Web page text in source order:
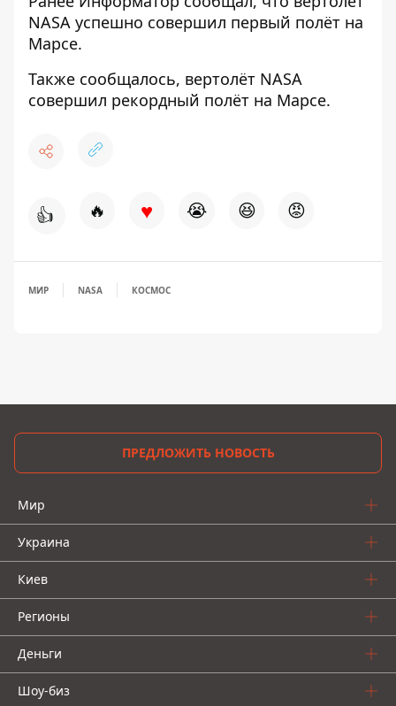
NASA успешно совершил первый полёт на
Марсе.
Также сообщалось, вертолёт NASA
совершил рекордный полёт на Марсе.
👍 🔥 ♥ 😭 😆 😡
МИР NASA КОСМОС
ПРЕДЛОЖИТЬ НОВОСТЬ
Мир
Украина
Киев
Регионы
Деньги
Шоу-биз